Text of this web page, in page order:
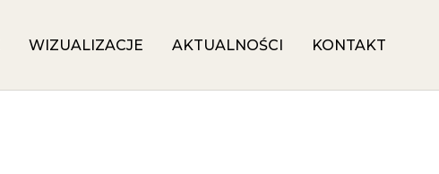
WIZUALIZACJE AKTUALNOŚCI KONTAKT